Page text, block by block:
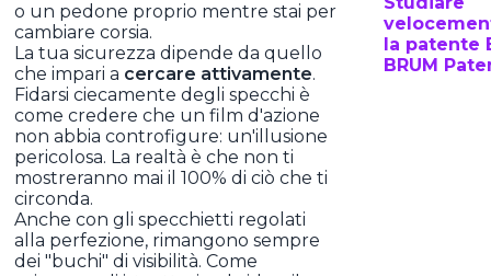
o un pedone proprio mentre stai per
cambiare corsia.
La tua sicurezza dipende da quello
che impari a cercare attivamente.
Fidarsi ciecamente degli specchi è
come credere che un film d'azione
non abbia controfigure: un'illusione
pericolosa. La realtà è che non ti
mostreranno mai il 100% di ciò che ti
circonda.
Anche con gli specchietti regolati
alla perfezione, rimangono sempre
dei "buchi" di visibilità. Come
la patente
BRUM